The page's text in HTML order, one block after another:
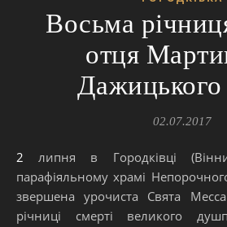
Восьма
отця
02.07.2017
2 липня в Городківці (Вінницька область), в
парафіяльному храмі
звершена урочиста Свята
річниці смерті великого